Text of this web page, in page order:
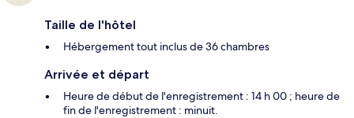
Taille de l'hôtel
Hébergement tout inclus de 36 chambres
Arrivée et départ
Heure de début de l'enregistrement : 14 h 00 ; heure de
fin de l'enregistrement : minuit.